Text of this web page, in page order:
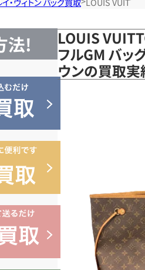
法!
LOUIS
フルGM バッ
ウンの買取実